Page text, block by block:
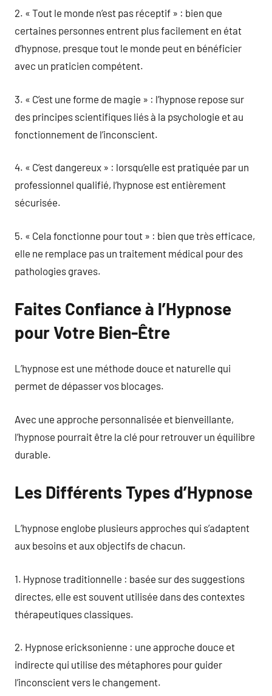
2. « Tout le monde n’est pas réceptif » : bien que
certaines personnes entrent plus facilement en état
d’hypnose, presque tout le monde peut en bénéficier
avec un praticien compétent.
3. « C’est une forme de magie » : l’hypnose repose sur
des principes scientifiques liés à la psychologie et au
fonctionnement de l’inconscient.
4. « C’est dangereux » : lorsqu’elle est pratiquée par un
professionnel qualifié, l’hypnose est entièrement
sécurisée.
5. « Cela fonctionne pour tout » : bien que très efficace,
elle ne remplace pas un traitement médical pour des
pathologies graves.
Faites Confiance à l’Hypnose
pour Votre Bien-Être
L’hypnose est une méthode douce et naturelle qui
permet de dépasser vos blocages.
Avec une approche personnalisée et bienveillante,
l’hypnose pourrait être la clé pour retrouver un équilibre
durable.
Les Différents Types d’Hypnose
L’hypnose englobe plusieurs approches qui s’adaptent
aux besoins et aux objectifs de chacun.
1. Hypnose traditionnelle : basée sur des suggestions
directes, elle est souvent utilisée dans des contextes
thérapeutiques classiques.
2. Hypnose ericksonienne : une approche douce et
indirecte qui utilise des métaphores pour guider
l’inconscient vers le changement.